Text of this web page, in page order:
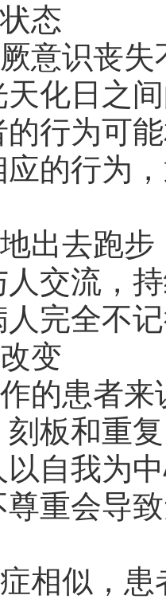
态
意识丧
化日之
行为可
的行为
出去跑
交流，
完全不
变
的患者
板和重
自我为
重会导
相似，